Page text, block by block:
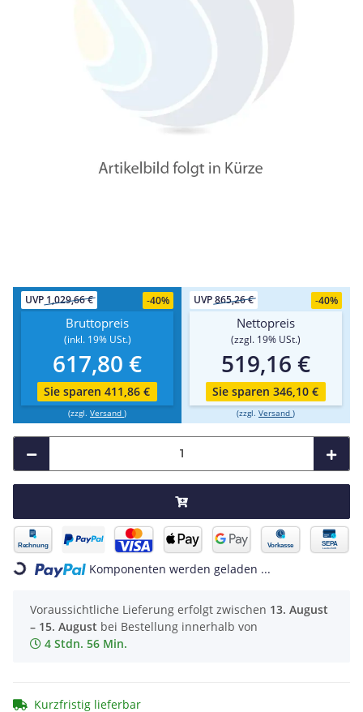
UVP 1,029,66 € -40%
Bruttopreis
(inkl. 19% USt.)
617,80 €
Sie sparen 411,86 €
(zzgl. Versand )
UVP865,26 € -40%
Nettopreis
(zzgl. 19% USt.)
519,16 €
Sie sparen 346,10 €
(zzgl. Versand )
Loading... Komponenten werden geladen ...
Voraussichtliche Lieferung erfolgt zwischen 13. August
– 15. August bei Bestellung innerhalb von
4 Stdn. 56 Min.
Kurzfristig lieferbar